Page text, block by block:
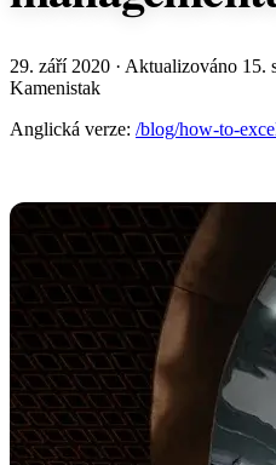
29. září 2020 · Aktualizováno 15.
Kamenistak
Anglická verze: /blog/how-to-